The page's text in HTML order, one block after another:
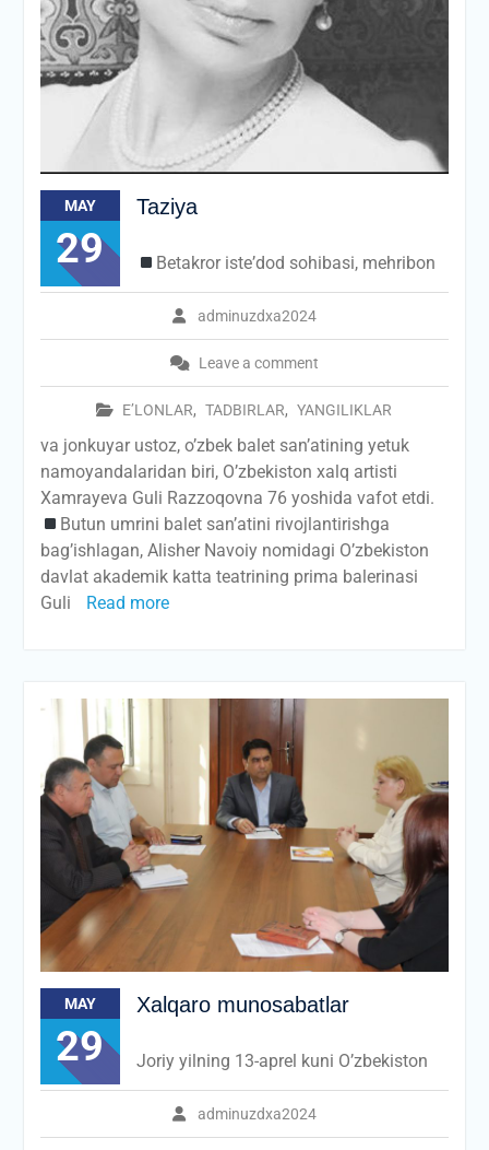
MAY
29
Taziya
adminuzdxa2024
Leave a comment
E’LONLAR, TADBIRLAR, YANGILIKLAR
Betakror isteʼdod sohibasi, mehribon
va jonkuyar ustoz, o’zbek balet sanʼatining yetuk
namoyandalaridan biri, O’zbekiston xalq artisti
Xamrayeva Guli Razzoqovna 76 yoshida vafot etdi.
Butun umrini balet sanʼatini rivojlantirishga
bag’ishlagan, Alisher Navoiy nomidagi O’zbekiston
davlat akademik katta teatrining prima balerinasi
Guli
Read more
MAY
29
Xalqaro munosabatlar
adminuzdxa2024
Joriy yilning 13-aprel kuni O’zbekiston